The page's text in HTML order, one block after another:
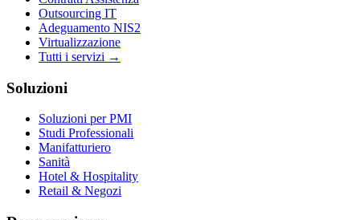
Outsourcing IT
Adeguamento NIS2
Virtualizzazione
Tutti i servizi →
Soluzioni
Soluzioni per PMI
Studi Professionali
Manifatturiero
Sanità
Hotel & Hospitality
Retail & Negozi